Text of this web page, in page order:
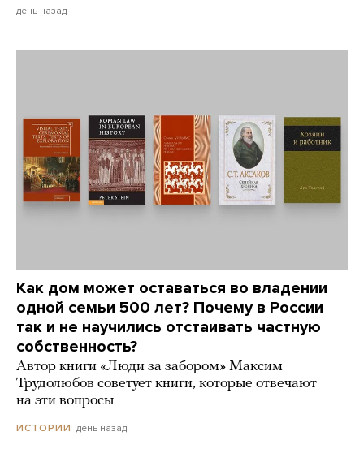
день назад
Как дом может оставаться во владении
одной семьи 500 лет? Почему в России
так и не научились отстаивать частную
собственность?
Автор книги «Люди за забором» Максим
Трудолюбов советует книги, которые отвечают
на эти вопросы
ИСТОРИИ день назад